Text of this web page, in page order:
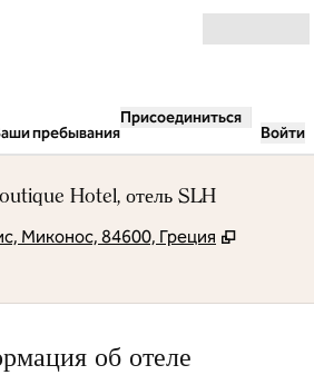
пребывания
Присоединиться
Войти
Hotel, отель SLH
Миконос, 84600, Греция ,
об отеле